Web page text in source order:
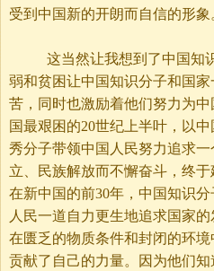
受到中国新的开朗而自信的形象
这当然让我想到了中国知
弱和贫困让中国知识分子和国
苦，同时也激励着他们努力为
国最艰困的20世纪上半叶，以
秀分子带领中国人民努力追求
立、民族解放而不懈奋斗，终
在新中国的前30年，中国知识
人民一道自力更生地追求国家
在匮乏的物质条件和封闭的环
贡献了自己的力量。因为他们